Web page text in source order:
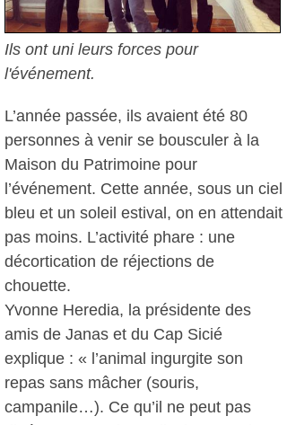
Ils ont uni leurs forces pour
l'événement.
L’année passée, ils avaient été 80
personnes à venir se bousculer à la
Maison du Patrimoine pour
l’événement. Cette année, sous un ciel
bleu et un soleil estival, on en attendait
pas moins. L’activité phare : une
décortication de réjections de
chouette.
Yvonne Heredia, la présidente des
amis de Janas et du Cap Sicié
explique : « l’animal ingurgite son
repas sans mâcher (souris,
campanile…). Ce qu’il ne peut pas